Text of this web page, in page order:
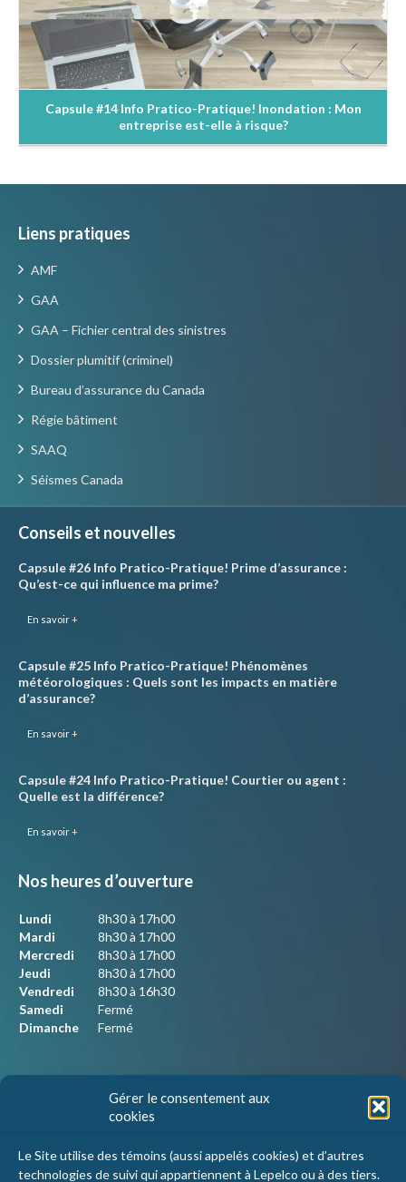
Gérer le consentement aux
cookies
Le Site utilise des témoins (aussi appelés cookies) et d’autres
technologies de suivi qui appartiennent à Lepelco ou à des tiers.
Capsule #14 Info Pratico-Pratique! Inondation : Mon
entreprise est-elle à risque?
Liens pratiques
AMF
GAA
GAA – Fichier central des sinistres
Dossier plumitif (criminel)
Bureau d’assurance du Canada
Régie bâtiment
SAAQ
Séismes Canada
Conseils et nouvelles
Capsule #26 Info Pratico-Pratique! Prime d’assurance :
Qu’est-ce qui influence ma prime?
En savoir +
Capsule #25 Info Pratico-Pratique! Phénomènes
météorologiques : Quels sont les impacts en matière
d’assurance?
En savoir +
Capsule #24 Info Pratico-Pratique! Courtier ou agent :
Quelle est la différence?
En savoir +
Nos heures d’ouverture
Lundi
8h30 à 17h00
Mardi
8h30 à 17h00
Mercredi
8h30 à 17h00
Jeudi
8h30 à 17h00
Vendredi
8h30 à 16h30
Samedi
Fermé
Dimanche
Fermé
Nous joindre
Saint-Mathieu-de-Beloeil, Qc